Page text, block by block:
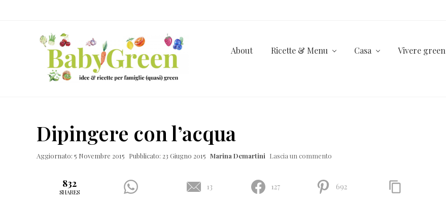
ricette
per
About Ricette & Menu Casa Vivere green
Dipingere con l’acqua
Aggiornato: 5 Novembre 2015 Pubblicato: 23 Giugno 2015 Marina Demartini Lascia un commento
832
SHARES
13 127 692